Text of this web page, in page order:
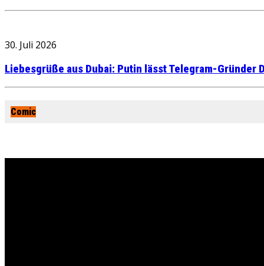
30. Juli 2026
Liebesgrüße aus Dubai: Putin lässt Telegram-Gründer
Comic